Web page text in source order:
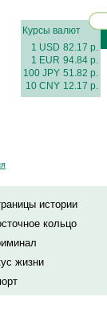
Курсы валют
1 USD 82.17 р.
1 EUR 94.84 р.
100 JPY 51.82 р.
10 CNY 12.17 р.
истории
кольцо
жизни